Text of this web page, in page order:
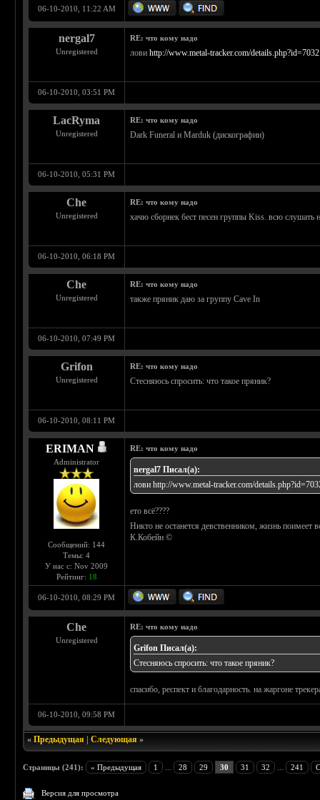
06-10-2010, 11:22 AM
nergal7
Unregistered
RE: что кому надо
ловиhttp://www.metal-tracker.com/details.php?id=7032
06-10-2010, 03:51 PM
LacRyma
Unregistered
RE: что кому надо
Dark Funeral и Marduk (дискографии)
06-10-2010, 05:31 PM
Che
Unregistered
RE: что кому надо
хачю сборнек бест песен группы Kiss. всю
06-10-2010, 06:18 PM
Che
Unregistered
RE: что кому надо
также пряник даю за группу Cave In
06-10-2010, 07:49 PM
Grifon
Unregistered
RE: что кому надо
Стесняюсь спросить: что такое пряник?
06-10-2010, 08:11 PM
ERIMAN
Administrator
Сообщений: 144
Темы: 4
У нас с: Nov 2009
Рейтинг: 18
RE: что кому надо
nergal7 Писал(а):
ловиhttp://www.metal-tracker.com/
ето всё????
Никто не останется девственником, жизнь поимеет
К.Кобейн ©
06-10-2010, 08:29 PM
Che
Unregistered
RE: что кому надо
Grifon Писал(а):
Стесняюсь спросить: что такое пряник?
спасибо, респект и благодарность. на жаргоне
06-10-2010, 09:58 PM
«Предыдущая |Следующая »
Страницы (241): « Предыдущая 1 28 29 30 31 32 241
Версия для просмотра